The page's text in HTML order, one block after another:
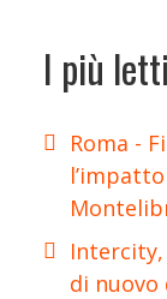
I più letti
Roma -
di